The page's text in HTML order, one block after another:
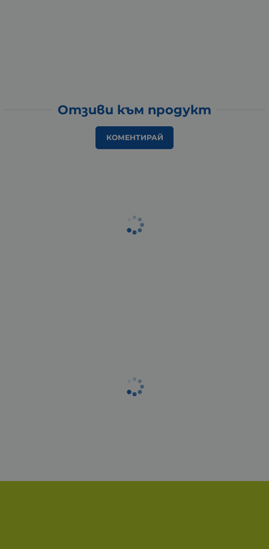
Отзиви към продукт
КОМЕНТИРАЙ